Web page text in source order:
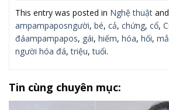
This entry was posted in Nghệ thuật
ampampaposngười, bé, cả, chứng, cổ,
đáampampapos, gái, hiếm, hóa, hối,
người hóa đá,triệu,tuổi.
Tin cùng chuyên mục: